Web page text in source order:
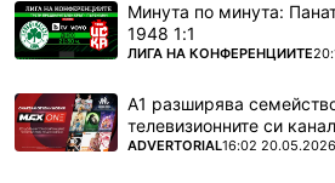
Минута по минута:
1948 1:1
ПОВЕЧЕ ОТ
ЛИГА НА КОНФЕРЕНЦИИТЕ
А1 разширява
телевизионните си
ПОВЕЧЕ ОТ
ADVERTORIAL16:02 20.05.2026